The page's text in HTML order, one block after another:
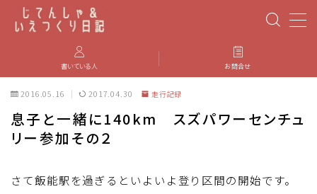
PBP(Paris-Brest-Paris)
エベレスティング
パーツのインプレ・カスタマイズ
書いている人 お問合せ
2016.05.16 2017.04.30 走行記録
息子と一緒に140km スズパワーセンチュ
リー参加その２
さて飯能駅を過ぎるといよいよ登り区間の開始です。